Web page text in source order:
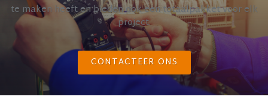
te maken heeft en bieden ook een totaalpakket voor elk
project.
CONTACTEER ONS